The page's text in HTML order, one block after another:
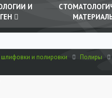
И
и полировки Полиры